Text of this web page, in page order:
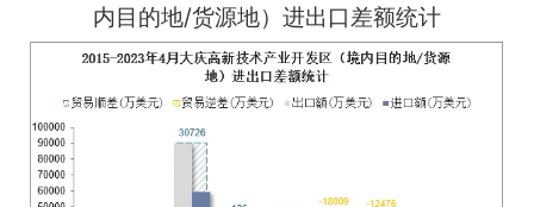
内目的地/货源地）进出口差额统计